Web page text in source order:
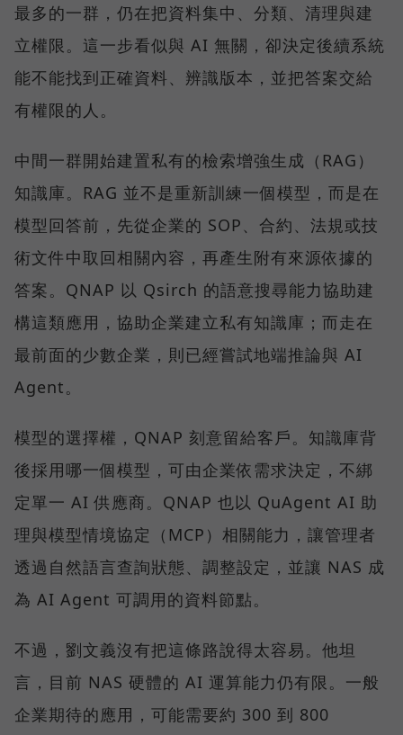
最多的一群，仍在把資料集中、分類、清理與建
立權限。這一步看似與 AI 無關，卻決定後續系統
能不能找到正確資料、辨識版本，並把答案交給
有權限的人。
中間一群開始建置私有的檢索增強生成（RAG）
知識庫。RAG 並不是重新訓練一個模型，而是在
模型回答前，先從企業的 SOP、合約、法規或技
術文件中取回相關內容，再產生附有來源依據的
答案。QNAP 以 Qsirch 的語意搜尋能力協助建
構這類應用，協助企業建立私有知識庫；而走在
最前面的少數企業，則已經嘗試地端推論與 AI
Agent。
模型的選擇權，QNAP 刻意留給客戶。知識庫背
後採用哪一個模型，可由企業依需求決定，不綁
定單一 AI 供應商。QNAP 也以 QuAgent AI 助
理與模型情境協定（MCP）相關能力，讓管理者
透過自然語言查詢狀態、調整設定，並讓 NAS 成
為 AI Agent 可調用的資料節點。
不過，劉文義沒有把這條路說得太容易。他坦
言，目前 NAS 硬體的 AI 運算能力仍有限。一般
企業期待的應用，可能需要約 300 到 800